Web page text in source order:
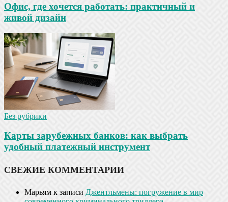
Офис, где хочется работать: практичный и
живой дизайн
Без рубрики
Карты зарубежных банков: как выбрать
удобный платежный инструмент
СВЕЖИЕ КОММЕНТАРИИ
Марьям к записи Джентльмены: погружение в мир